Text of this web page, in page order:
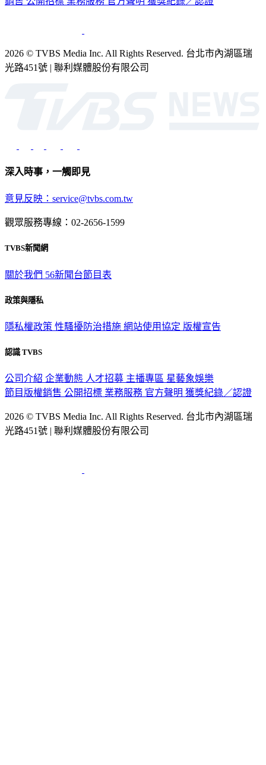
2026 © TVBS Media Inc. All Rights Reserved. 台北市內湖區瑞
光路451號 | 聯利媒體股份有限公司
深入時事，一觸即見
意見反映：service@tvbs.com.tw
觀眾服務專線：02-2656-1599
TVBS新聞網
關於我們 56新聞台節目表
政策與隱私
隱私權政策 性騷擾防治措施 網站使用協定 版權宣告
認識 TVBS
公司介紹 企業動態 人才招募 主播專區 星藝象娛樂
節目版權銷售 公開招標 業務服務 官方聲明 獲獎紀錄／認證
2026 © TVBS Media Inc. All Rights Reserved. 台北市內湖區瑞
光路451號 | 聯利媒體股份有限公司